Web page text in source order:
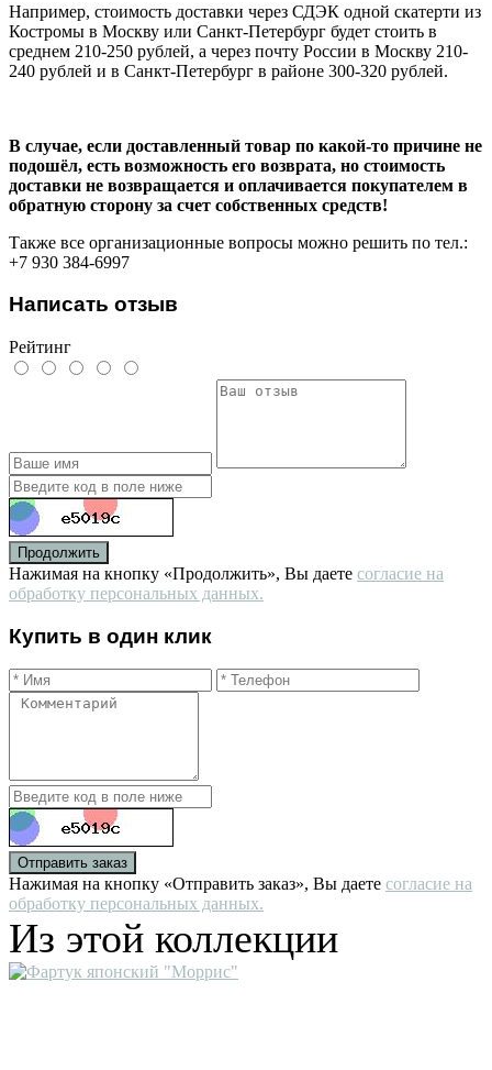
Например, стоимость доставки через СДЭК одной скатерти из
Костромы в Москву или Санкт-Петербург будет стоить в
среднем 210-250 рублей, а через почту России в Москву 210-
240 рублей и в Санкт-Петербург в районе 300-320 рублей.
В случае, если доставленный товар по какой-то причине не
подошёл, есть возможность его возврата, но стоимость
доставки не возвращается и оплачивается покупателем в
обратную сторону за счет собственных средств!
Также все организационные вопросы можно решить по тел.:
+7 930 384-6997
Написать отзыв
Рейтинг
Продолжить
Нажимая на кнопку «Продолжить», Вы даете согласие на
обработку персональных данных.
Купить в один клик
Отправить заказ
Нажимая на кнопку «Отправить заказ», Вы даете согласие на
обработку персональных данных.
Из этой коллекции